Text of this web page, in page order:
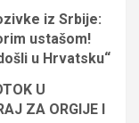
iz Srbije:
ustašom!
u Hrvatsku“
U
ZA ORGIJE I